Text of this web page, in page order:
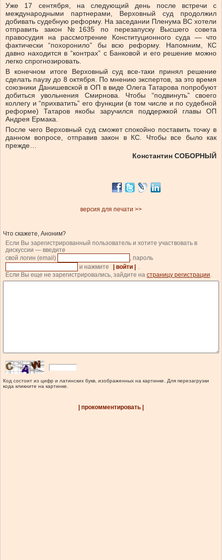
Уже 17 сентября, на следующий день после встречи с
международными партнерами, Верховный суд продолжил
добивать судебную реформу. На заседании Пленума ВС хотели
отправить закон №1635 по перезапуску Высшего совета
правосудия на рассмотрение Конституционного суда — что
фактически “похоронило” бы всю реформу. Напомним, КС
давно находится в “контрах” с Банковой и его решение можно
легко спрогнозировать.
В конечном итоге Верховный суд все-таки принял решение
сделать паузу до 8 октября. По мнению экспертов, за это время
союзники Данишевской в ОП в виде Олега Татарова попробуют
добиться увольнения Смирнова. Чтобы “подвинуть” своего
коллегу и “прихватить” его функции (в том числе и по судебной
реформе) Татаров якобы заручился поддержкой главы ОП
Андрея Ермака.
После чего Верховный суд сможет спокойно поставить точку в
данном вопросе, отправив закон в КС. Чтобы все было как
прежде…
Константин СОБОРНЫЙ
версия для печати >>
Что скажете, Аноним?
Если Вы зарегистрированный пользователь и хотите участвовать в
дискуссии — введите
свой логин (email)
, пароль
и нажмите
| войти |
.
Если Вы еще не зарегистрировались, зайдите на страницу регистрации.
Код состоит из цифр и латинских букв, изображенных на картинке. Для перезагрузки
кода кликните на картинке.
| прокомментировать |